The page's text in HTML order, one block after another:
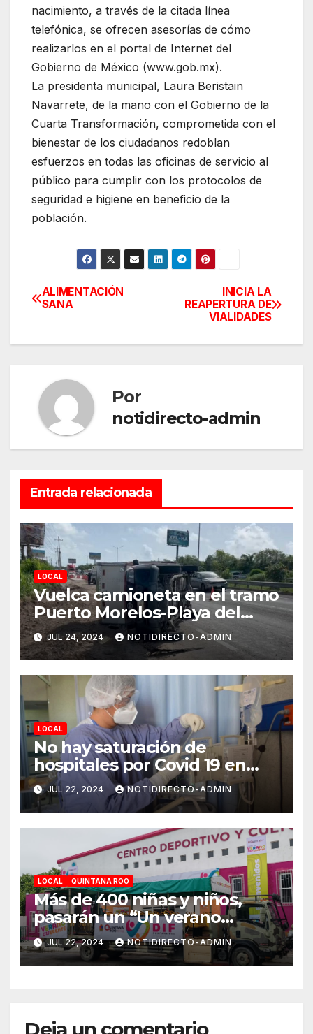
nacimiento, a través de la citada línea
telefónica, se ofrecen asesorías de cómo
realizarlos en el portal de Internet del
Gobierno de México (www.gob.mx).
La presidenta municipal, Laura Beristain
Navarrete, de la mano con el Gobierno de la
Cuarta Transformación, comprometida con el
bienestar de los ciudadanos redoblan
esfuerzos en todas las oficinas de servicio al
público para cumplir con los protocolos de
seguridad e higiene en beneficio de la
población.
Navegación
INICIA LA
REAPERTURA DE
VIALIDADES
ALIMENTACIÓN
SANA
Por
notidirecto-admin
Entrada relacionada
LOCAL
Vuelca camioneta en el tramo
Puerto Morelos-Playa del
Carmen
JUL 24, 2024 NOTIDIRECTO-ADMIN
LOCAL
No hay saturación de
hospitales por Covid 19 en
Playa del Carmen
JUL 22, 2024 NOTIDIRECTO-ADMIN
LOCAL QUINTANA ROO
Más de 400 niñas y niños,
pasarán un “Un verano
DIFerente” en Chetumal:
Mara Lezama
JUL 22, 2024 NOTIDIRECTO-ADMIN